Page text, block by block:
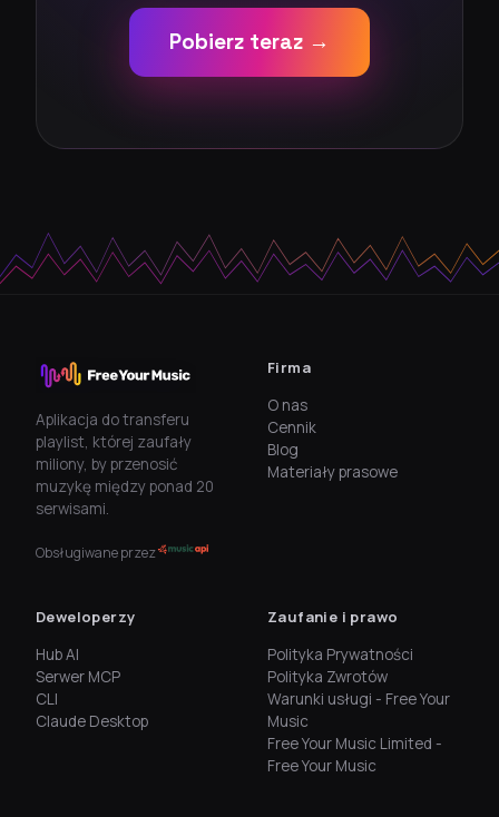
Pobierz teraz →
Aplikacja do transferu
playlist, której zaufały
miliony, by przenosić
muzykę między ponad 20
serwisami.
Obsługiwane przez
Firma
O nas
Cennik
Blog
Materiały prasowe
Deweloperzy
Hub AI
Serwer MCP
CLI
Claude Desktop
Zaufanie i prawo
Polityka Prywatności
Polityka Zwrotów
Warunki usługi - Free Your
Music
Free Your Music Limited -
Free Your Music